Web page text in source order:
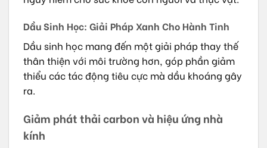
Dầu Sinh Học: Giải Pháp Xanh Cho Hành Tinh
Dầu sinh học mang đến một giải pháp thay thế
thân thiện với môi trường hơn, góp phần giảm
thiểu các tác động tiêu cực mà dầu khoáng gây
ra.
Giảm phát thải carbon và hiệu ứng nhà
kính